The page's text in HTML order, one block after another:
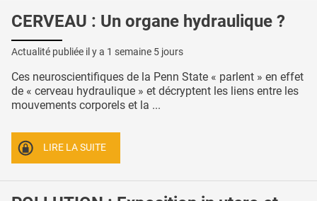
CERVEAU : Un organe hydraulique ?
Actualité publiée il y a 1 semaine 5 jours
Ces neuroscientifiques de la Penn State « parlent » en effet
de « cerveau hydraulique » et décryptent les liens entre les
mouvements corporels et la ...
LIRE LA SUITE